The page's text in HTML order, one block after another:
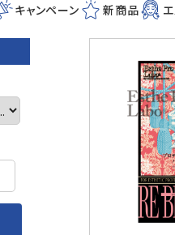
キャンペーン 新商品